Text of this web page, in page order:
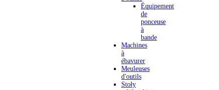
Équipement
de
ponceuse
à
bande
Machines
à
ébavurer
Meuleuses
d'outils
Stoły